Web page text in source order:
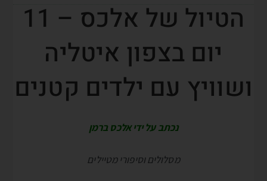
הטיול של אלכס – 11
יום בצפון איטליה
ושוויץ עם ילדים קטנים
נכתב על ידי אלכס ברמן
מסלולים וסיפורי מטיילים